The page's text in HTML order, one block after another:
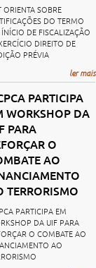
ORIENTA SOBRE
DO TERMO
DE FISCALIZAÇÃO
DIREITO DE
PRÉVIA
ler mais
PARTICIPA
WORKSHOP DA
PARA
O
AO
TERRORISMO
PARTICIPA EM
DA UIF PARA
O COMBATE AO
AO